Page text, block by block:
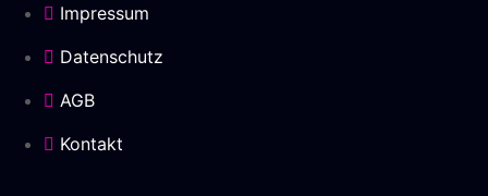
Impressum
Datenschutz
AGB
Kontakt